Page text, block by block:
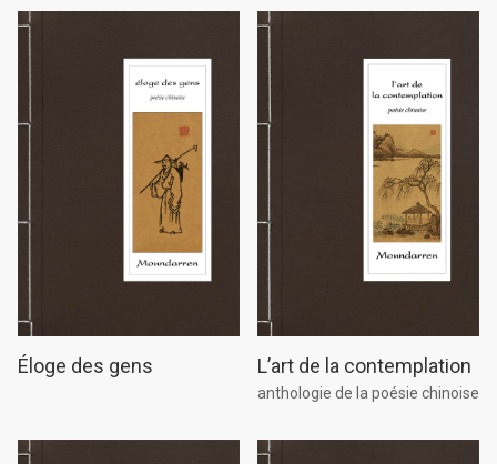
Éloge des gens L’art de la contemplation
anthologie de la poésie chinoise